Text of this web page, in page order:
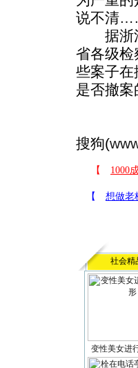
说不清
据浙江
省各级检
些案子在
是否撤
搜狗(
社会精
变性美女进